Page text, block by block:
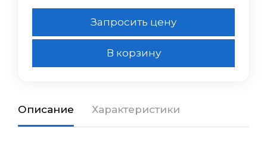
Запросить цену
В корзину
Описание Характеристики